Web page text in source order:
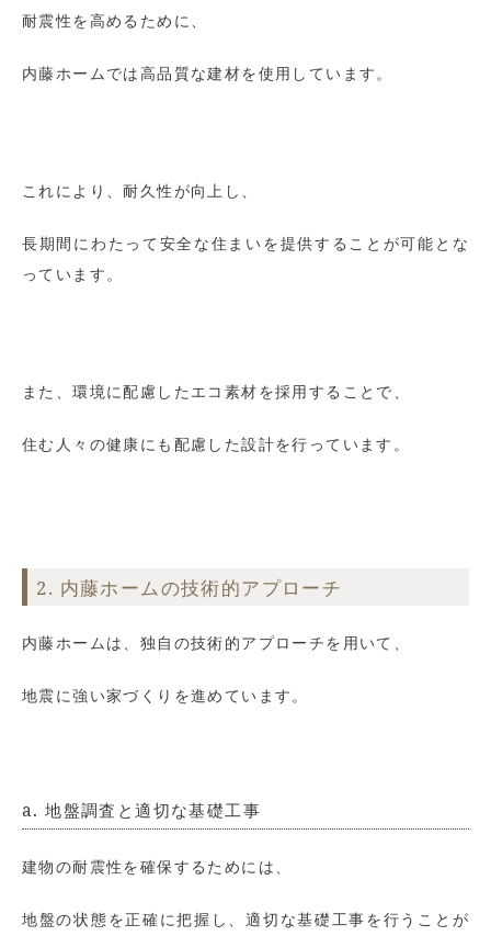
耐震性を高めるために、
内藤ホームでは高品質な建材を使用しています。
これにより、耐久性が向上し、
長期間にわたって安全な住まいを提供することが可能とな
っています。
また、環境に配慮したエコ素材を採用することで、
住む人々の健康にも配慮した設計を行っています。
2. 内藤ホームの技術的アプローチ
内藤ホームは、独自の技術的アプローチを用いて、
地震に強い家づくりを進めています。
a. 地盤調査と適切な基礎工事
建物の耐震性を確保するためには、
地盤の状態を正確に把握し、適切な基礎工事を行うことが